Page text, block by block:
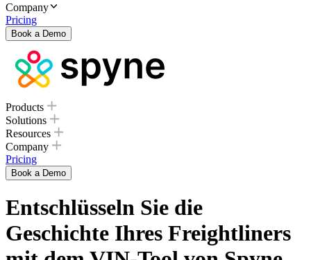
Company
Pricing
Book a Demo
Products
Solutions
Resources
Company
Pricing
Book a Demo
Entschlüsseln Sie die
Geschichte Ihres Freightliners